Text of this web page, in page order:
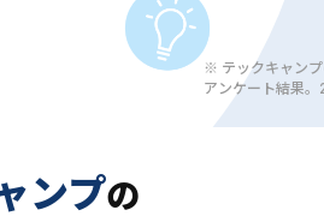
※ テックキャン
アンケート結果
ンプの